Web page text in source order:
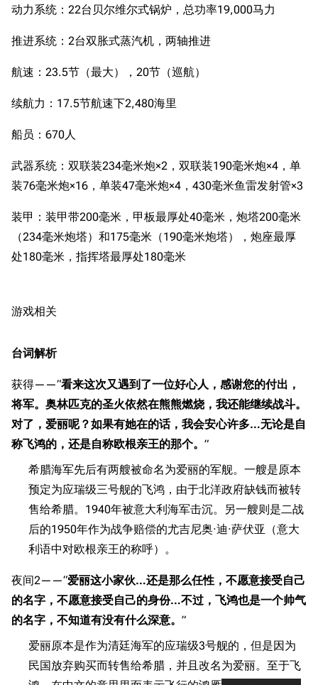
动力系统：22台贝尔维尔式锅炉，总功率19,000马力
推进系统：2台双胀式蒸汽机，两轴推进
航速：23.5节（最大），20节（巡航）
续航力：17.5节航速下2,480海里
船员：670人
武器系统：双联装234毫米炮×2，双联装190毫米炮×4，单
装76毫米炮×16，单装47毫米炮×4，430毫米鱼雷发射管×3
装甲：装甲带200毫米，甲板最厚处40毫米，炮塔200毫米
（234毫米炮塔）和175毫米（190毫米炮塔），炮座最厚
处180毫米，指挥塔最厚处180毫米
游戏相关
台词解析
获得——“看来这次又遇到了一位好心人，感谢您的付出，
将军。奥林匹克的圣火依然在熊熊燃烧，我还能继续战斗。
对了，爱丽呢？如果有她在的话，我会安心许多…无论是自
称飞鸿的，还是自称欧根亲王的那个。 ”
希腊海军先后有两艘被命名为爱丽的军舰。一艘是原本
预定为应瑞级三号舰的飞鸿，由于北洋政府缺钱而被转
售给希腊。1940年被意大利海军击沉。另一艘则是二战
后的1950年作为战争赔偿的尤吉尼奥·迪·萨伏亚（意大
利语中对欧根亲王的称呼）。
夜间2——“爱丽这小家伙…还是那么任性，不愿意接受自己
的名字，不愿意接受自己的身份…不过，飞鸿也是一个帅气
的名字，不知道有没有什么深意。 ”
爱丽原本是作为清廷海军的应瑞级3号舰的，但是因为
民国放弃购买而转售给希腊，并且改名为爱丽。至于飞